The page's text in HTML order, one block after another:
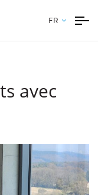
FR
avec